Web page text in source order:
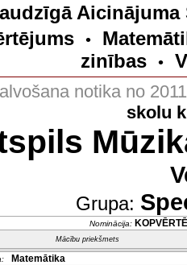
•
zinības
•
notika no
skolu
Grupa:
Nominācija:
Mācību priekšmets
Matemātika